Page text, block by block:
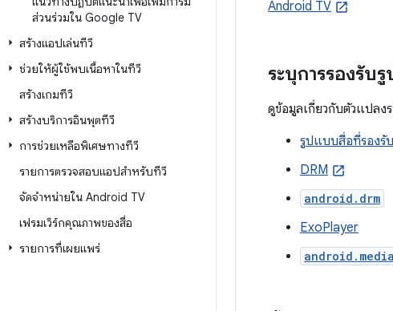
ส่วนร่วมใน Google TV
สร้างแอปเล่นทีวี
ช่วยให้ผู้ใช้พบเนื้อหาในทีวี
สร้างเกมทีวี
สร้างบริการอินพุตทีวี
การช่วยเหลือพิเศษทางทีวี
รายการตรวจสอบแอปสำหรับทีวี
จัดจำหน่ายใน Android TV
เฟรมเวิร์กคุณภาพของสื่อ
รายการที่เผยแพร่
Android TV
ระบุการรองรับ
ดูข้อมูลเกี่ยวกับตัวแปลง
รูปแบบสื่อที่รองรับ
DRM
android.drm
ExoPlayer